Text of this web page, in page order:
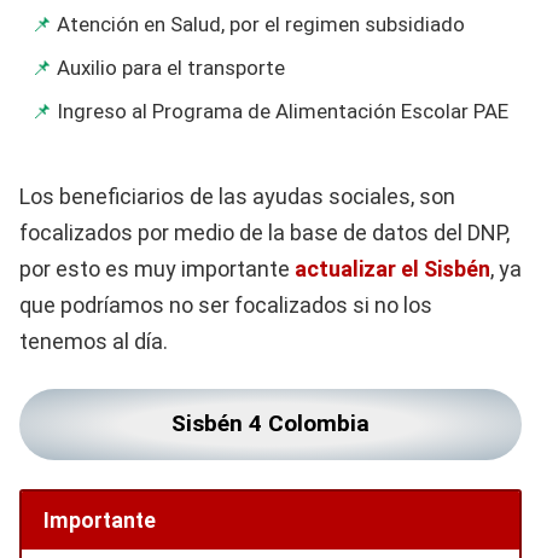
Atención en Salud, por el regimen subsidiado
Auxilio para el transporte
Ingreso al Programa de Alimentación Escolar PAE
Los beneficiarios de las ayudas sociales, son
focalizados por medio de la base de datos del DNP,
por esto es muy importante actualizar el Sisbén, ya
que podríamos no ser focalizados si no los
tenemos al día.
Sisbén 4 Colombia
Importante